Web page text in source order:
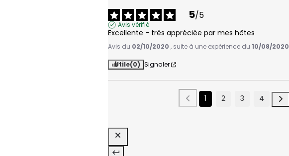
5/5
Avis vérifié
Excellente - très appréciée par mes hôtes
Avis du 02/10/2020 , suite à une expérience du 10/08/2020
Utile(0) Signaler
1 2 3 4